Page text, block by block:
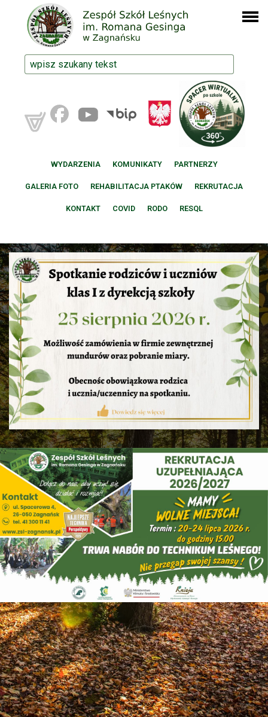
WYDARZENIA KOMUNIKATY PARTNERZY
GALERIA FOTO REHABILITACJA PTAKÓW REKRUTACJA
KONTAKT COVID RODO RESQL